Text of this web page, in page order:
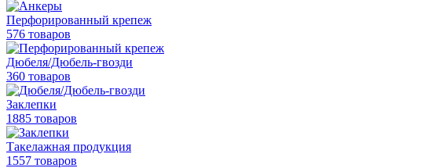
Перфорированный крепеж
576 товаров
Дюбеля/Дюбель-гвозди
360 товаров
Заклепки
1885 товаров
Такелажная продукция
1557 товаров